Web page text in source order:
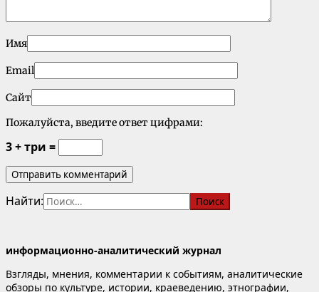
Имя
Email
Сайт
Пожалуйста, введите ответ цифрами:
3 + три =
Найти:
информационно-аналитический журнал
Взгляды, мнения, комментарии к событиям, аналитические
обзоры по культуре, истории, краеведению, этнографии,